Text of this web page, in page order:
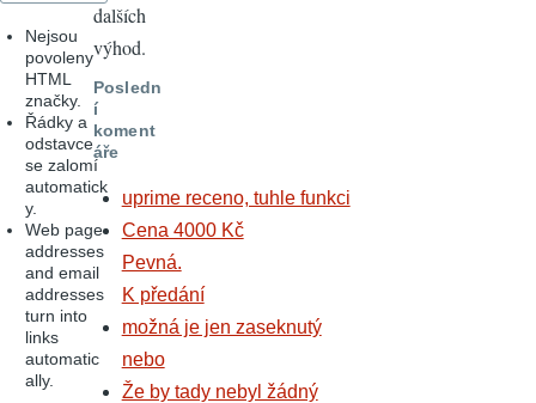
Nejsou
povoleny
HTML
značky.
Řádky a
odstavce
se zalomí
automatick
y.
Web page
addresses
and email
addresses
turn into
links
automatic
ally.
dalších
výhod.
Posledn
í
koment
áře
uprime receno, tuhle funkci
Cena 4000 Kč
Pevná.
K předání
možná je jen zaseknutý
nebo
Že by tady nebyl žádný